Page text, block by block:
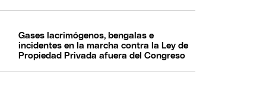
Gases lacrimógenos, bengalas e
incidentes en la marcha contra la Ley de
Propiedad Privada afuera del Congreso